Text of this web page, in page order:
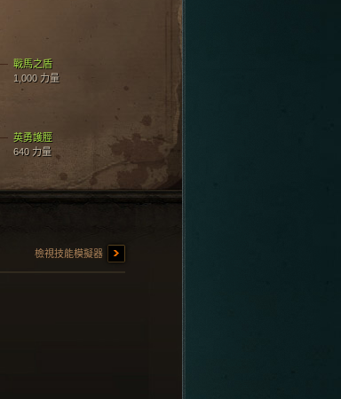
英勇護脛
640 力量
戰馬之盾
1,000 力量
檢視技能模擬器